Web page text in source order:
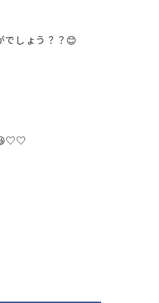
でしょう？？😊
😆♡♡